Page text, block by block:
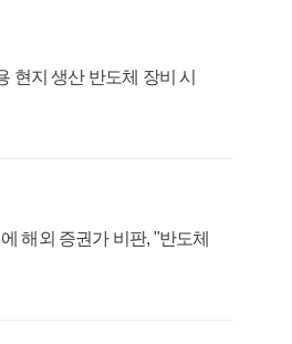
현지 생산 반도체 장비 시
해외 증권가 비판, "반도체